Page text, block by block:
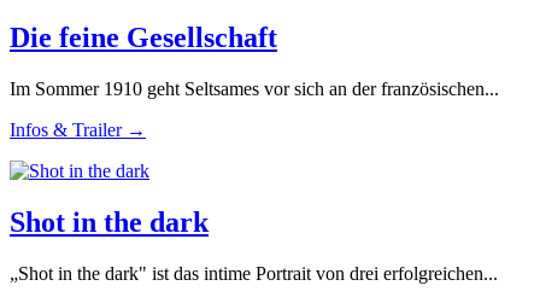
Die feine Gesellschaft
Im Sommer 1910 geht Seltsames vor sich an der französischen...
Infos & Trailer →
Shot in the dark
„Shot in the dark" ist das intime Portrait von drei erfolgreichen...